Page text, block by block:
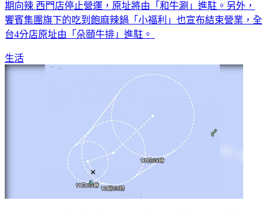
期向辣 西門店停止營運，原址將由「和牛涮」進駐。另外，
饗賓集團旗下的吃到飽麻辣鍋「小福利」也宣布結束營業，全
台4分店原址由「朵頤牛排」進駐。
生活